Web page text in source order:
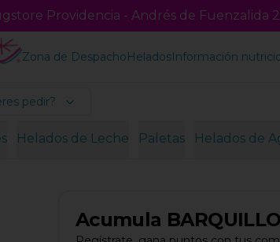
Providencia - Andrés de Fuenzalida
Zona de DespachoHeladosInformación
pedir?
Helados de Leche Paletas Helados de
Acumula